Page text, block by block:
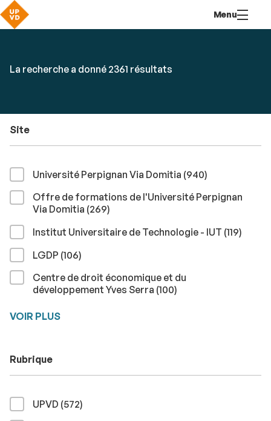
contenu
Menu
par
La recherche a donné 2361 résultats
Site
Université Perpignan Via Domitia (940résultats
)
Offre de formations de l'Université Perpignan
Via Domitia (269résultats
)
Institut Universitaire de Technologie - IUT (119)
LGDP (106résultats
)
Centre de droit économique et du
développement Yves Serra (100résultats
)
VOIR PLUS
Rubrique
UPVD (572résultats
)